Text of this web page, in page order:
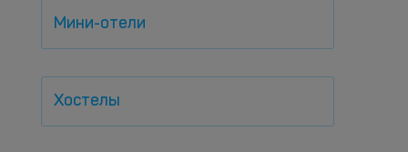
Мини-отели
Хостелы